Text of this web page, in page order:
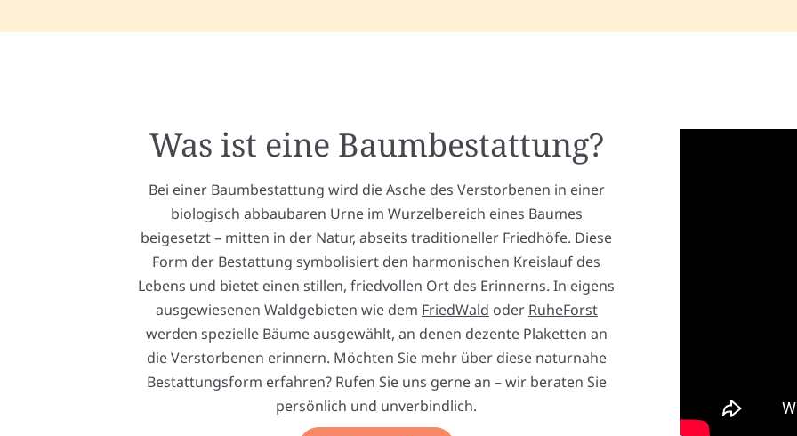
Was ist eine Baumbestattung?
Bei einer Baumbestattung wird die Asche des Verstorbenen in einer
biologisch abbaubaren Urne im Wurzelbereich eines Baumes
beigesetzt – mitten in der Natur, abseits traditioneller Friedhöfe. Diese
Form der Bestattung symbolisiert den harmonischen Kreislauf des
Lebens und bietet einen stillen, friedvollen Ort des Erinnerns. In eigens
ausgewiesenen Waldgebieten wie dem FriedWald oder RuheForst
werden spezielle Bäume ausgewählt, an denen dezente Plaketten an
die Verstorbenen erinnern. Möchten Sie mehr über diese naturnahe
Bestattungsform erfahren? Rufen Sie uns gerne an – wir beraten Sie
persönlich und unverbindlich.